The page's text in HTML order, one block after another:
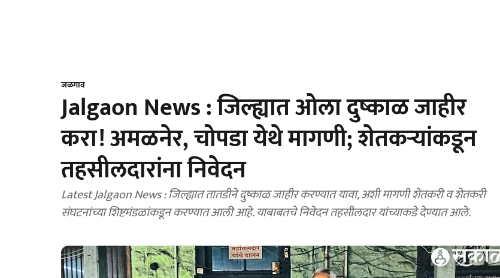
जळगाव
Jalgaon News : जिल्ह्यात ओला दुष्काळ जाहीर
करा! अमळनेर, चोपडा येथे मागणी; शेतकऱ्यांकडून
तहसीलदारांना निवेदन
Latest Jalgaon News : जिल्ह्यात तातडीने दुष्काळ जाहीर करण्यात यावा, अशी मागणी शेतकरी व शेतकरी
संघटनांच्या शिष्टमंडळांकडून करण्यात आली आहे. याबाबतचे निवेदन तहसीलदार यांच्याकडे देण्यात आले.